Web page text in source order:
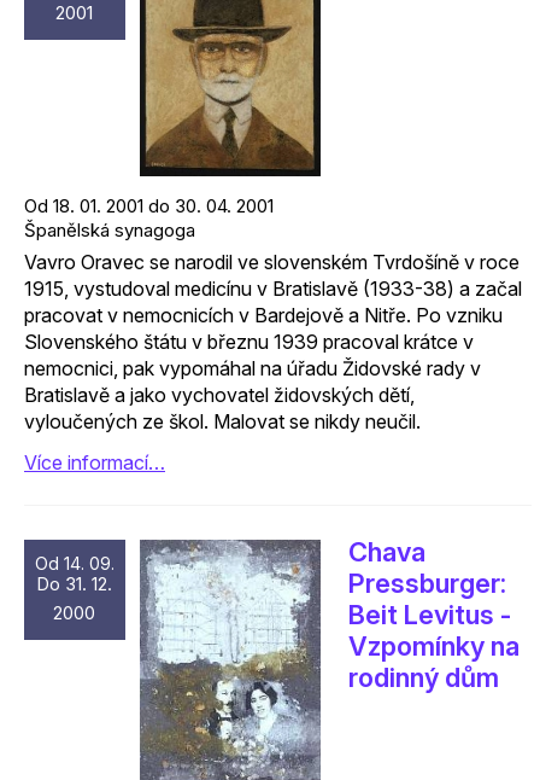
2001
Od 18. 01. 2001 do 30. 04. 2001
Španělská synagoga
Vavro Oravec se narodil ve slovenském Tvrdošíně v roce
1915, vystudoval medicínu v Bratislavě (1933-38) a začal
pracovat v nemocnicích v Bardejově a Nitře. Po vzniku
Slovenského štátu v březnu 1939 pracoval krátce v
nemocnici, pak vypomáhal na úřadu Židovské rady v
Bratislavě a jako vychovatel židovských dětí,
vyloučených ze škol. Malovat se nikdy neučil.
Více informací…
Od 14. 09.
Do 31. 12.
2000
Chava
Pressburger:
Beit Levitus -
Vzpomínky na
rodinný dům